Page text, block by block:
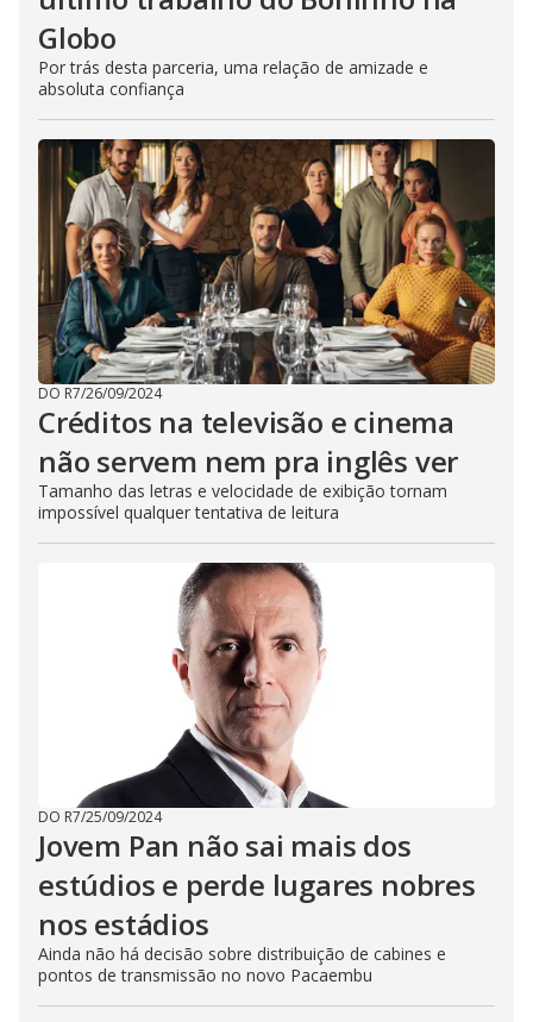
Globo
Por trás desta parceria, uma relação de amizade e
absoluta confiança
DO R7/26/09/2024
Créditos na televisão e cinema
não servem nem pra inglês ver
Tamanho das letras e velocidade de exibição tornam
impossível qualquer tentativa de leitura
DO R7/25/09/2024
Jovem Pan não sai mais dos
estúdios e perde lugares nobres
nos estádios
Ainda não há decisão sobre distribuição de cabines e
pontos de transmissão no novo Pacaembu